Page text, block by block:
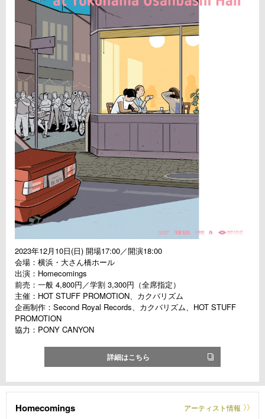
2023年12月10日(日) 開場17:00／開演18:00
会場：横浜・大さん橋ホール
出演：Homecomings
前売：一般 4,800円／学割 3,300円（全席指定）
主催：HOT STUFF PROMOTION、カクバリズム
企画制作：Second Royal Records、カクバリズム、HOT STUFF
PROMOTION
協力：PONY CANYON
詳細はこちら
Homecomings アーティスト情報